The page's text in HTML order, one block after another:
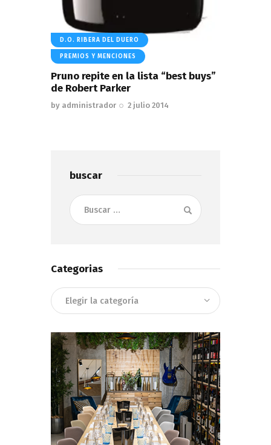
D.O. RIBERA DEL DUERO
PREMIOS Y MENCIONES
Pruno repite en la lista “best buys”
de Robert Parker
by administrador 2 julio 2014
buscar
Buscar:
Categorias
Categorias